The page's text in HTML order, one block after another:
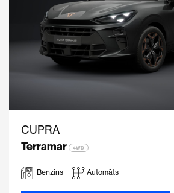
CUPRA
Terramar
4WD
Benzīns Automāts